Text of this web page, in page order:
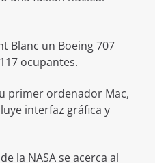
Blanc un Boeing 707
ocupantes.
primer ordenador Mac,
interfaz gráfica y
la NASA se acerca al